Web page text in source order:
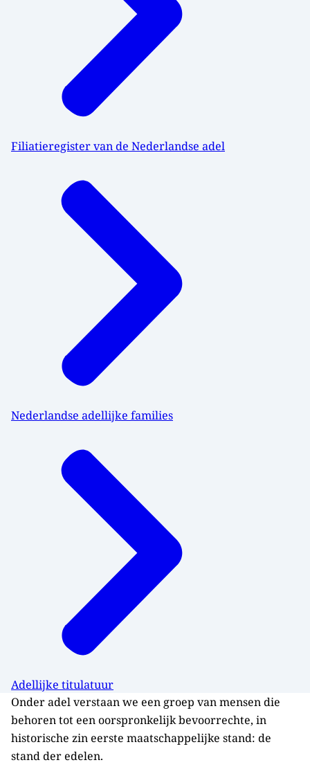
Filiatieregister van de Nederlandse adel
Nederlandse adellijke families
Adellijke titulatuur
Onder adel verstaan we een groep van mensen die
behoren tot een oorspronkelijk bevoorrechte, in
historische zin eerste maatschappelijke stand: de
stand der edelen.